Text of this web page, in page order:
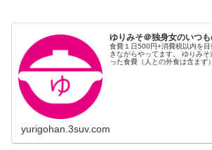
ゆりみそ＠独身女のいつ
食費１日500円+消費税以内を
きながらやってます。 ゆりみ
った食費（人との外食は含まず
yurigohan.3suv.com